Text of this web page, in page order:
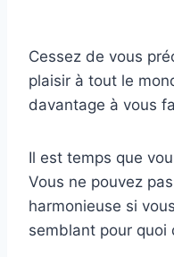
Cessez de vous
plaisir à tout le
davantage à vous
Il est temps que
Vous ne pouvez
harmonieuse si
semblant pour quoi